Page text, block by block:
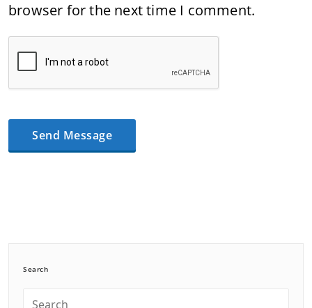
browser for the next time I comment.
Search